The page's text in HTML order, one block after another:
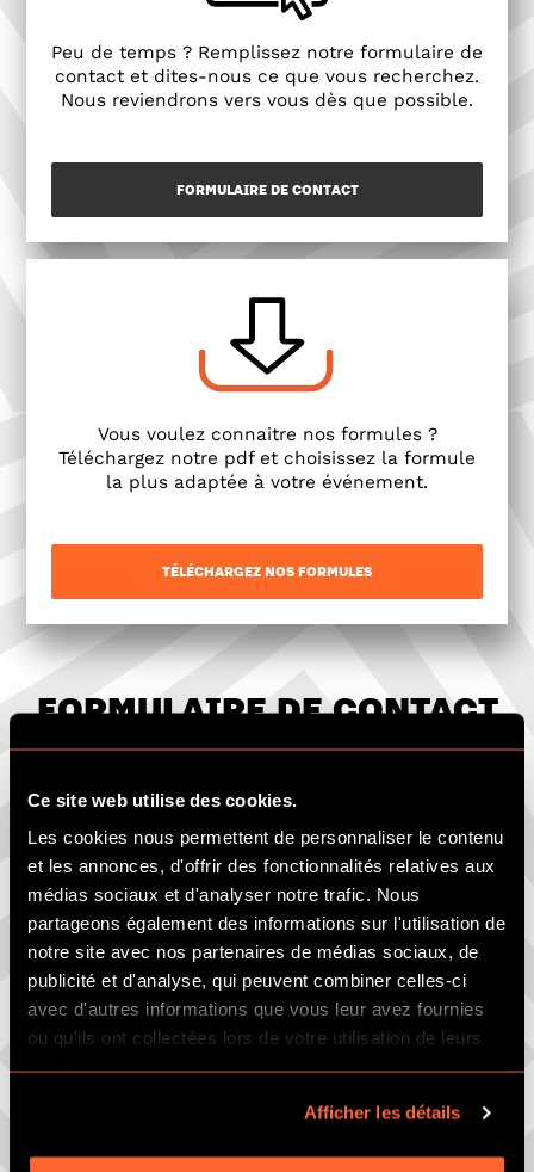
Ce site web utilise des cookies.
Les cookies nous permettent de personnaliser le contenu
et les annonces, d'offrir des fonctionnalités relatives aux
médias sociaux et d'analyser notre trafic. Nous
partageons également des informations sur l'utilisation de
notre site avec nos partenaires de médias sociaux, de
publicité et d'analyse, qui peuvent combiner celles-ci
avec d'autres informations que vous leur avez fournies
ou qu'ils ont collectées lors de votre utilisation de leurs
services.
Afficher les détails
Peu de temps ? Remplissez notre formulaire de
contact et dites-nous ce que vous recherchez.
Nous reviendrons vers vous dès que possible.
FORMULAIRE DE CONTACT
Vous voulez connaitre nos formules ?
Téléchargez notre pdf et choisissez la formule
la plus adaptée à votre événement.
TÉLÉCHARGEZ NOS FORMULES
FORMULAIRE DE CONTACT